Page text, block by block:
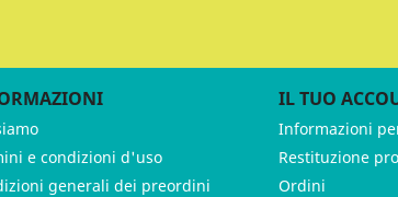
e condizioni d'uso
generali dei preordini
IL TUO
Informazioni
Restituzione
Ordini